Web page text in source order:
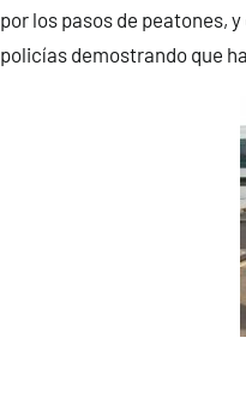
por los pasos de peatones,
policías demostrando que